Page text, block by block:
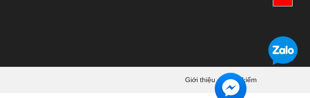
Tìm kiếm
Giới thiệu